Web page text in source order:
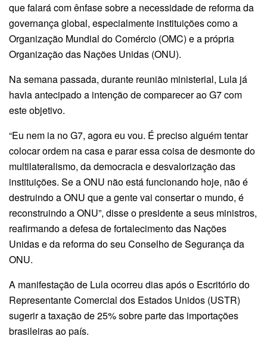
que falará com ênfase sobre a necessidade de reforma da
governança global, especialmente instituições como a
Organização Mundial do Comércio (OMC) e a própria
Organização das Nações Unidas (ONU).
Na semana passada, durante reunião ministerial, Lula já
havia antecipado a intenção de comparecer ao G7 com
este objetivo.
“Eu nem ia no G7, agora eu vou. É preciso alguém tentar
colocar ordem na casa e parar essa coisa de desmonte do
multilateralismo, da democracia e desvalorização das
instituições. Se a ONU não está funcionando hoje, não é
destruindo a ONU que a gente vai consertar o mundo, é
reconstruindo a ONU”, disse o presidente a seus ministros,
reafirmando a defesa de fortalecimento das Nações
Unidas e da reforma do seu Conselho de Segurança da
ONU.
A manifestação de Lula ocorreu dias após o Escritório do
Representante Comercial dos Estados Unidos (USTR)
sugerir a taxação de 25% sobre parte das importações
brasileiras ao país.